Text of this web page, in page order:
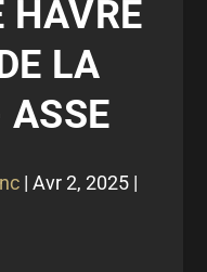
HAVRE
LA
| Avr 2, 2025|